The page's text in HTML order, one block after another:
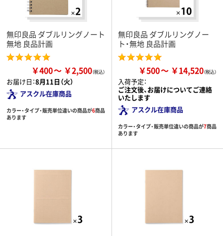
無印良品 ダブルリングノート
無地 良品計画
￥400 ￥2,500
お届け日：8月11日（火）
アスクル在庫商品
カラー・タイプ・販売単位違いの商品が6商品
あります
無印良品 ダブルリングノー
ト・無地 良品計画
￥500 ￥14,520
入荷予定：
ご注文後、お届けについてご連絡
いたします
アスクル在庫商品
カラー・タイプ・販売単位違いの商品が7商品
あります